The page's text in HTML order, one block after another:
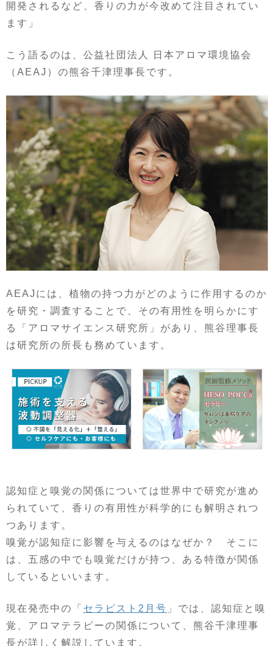
開発されるなど、香りの力が今改めて注目されてい
ます」
こう語るのは、公益社団法人 日本アロマ環境協会
（AEAJ）の熊谷千津理事長です。
AEAJには、植物の持つ力がどのように作用するのか
を研究・調査することで、その有用性を明らかにす
る「アロマサイエンス研究所」があり、熊谷理事長
は研究所の所長も務めています。
認知症と嗅覚の関係については世界中で研究が進め
られていて、香りの有用性が科学的にも解明されつ
つあります。
嗅覚が認知症に影響を与えるのはなぜか？ そこに
は、五感の中でも嗅覚だけが持つ、ある特徴が関係
しているといいます。
現在発売中の「 セラピスト2月号 」では、認知症と嗅
覚、アロマテラピーの関係について、熊谷千津理事
長が詳しく解説しています。